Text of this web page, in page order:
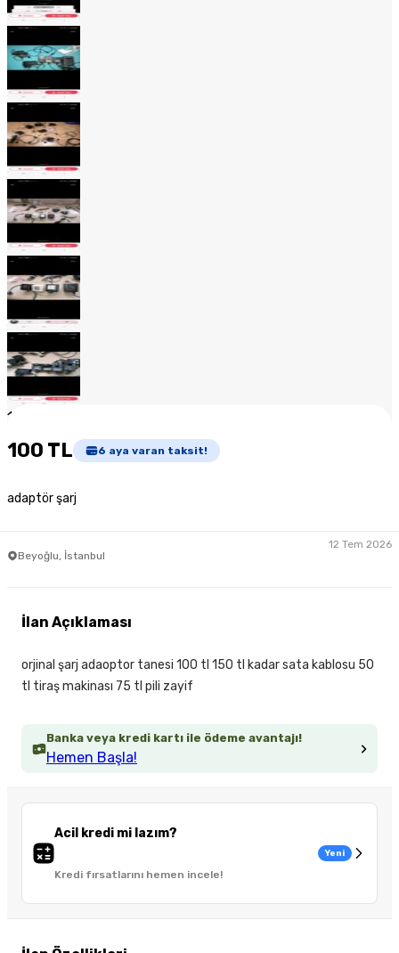
1
100 TL 6 aya varan taksit!
adaptör şarj
Beyoğlu, İstanbul
12 Tem 2026
Banka veya kredi kartı ile ödeme avantajı!
Hemen Başla!
Acil kredi mi lazım?
Kredi fırsatlarını hemen incele!
Yeni
İlan Açıklaması
orjinal şarj adaoptor tanesi 100 tl 150 tl kadar sata kablosu 50
tl tiraş makinası 75 tl pili zayif